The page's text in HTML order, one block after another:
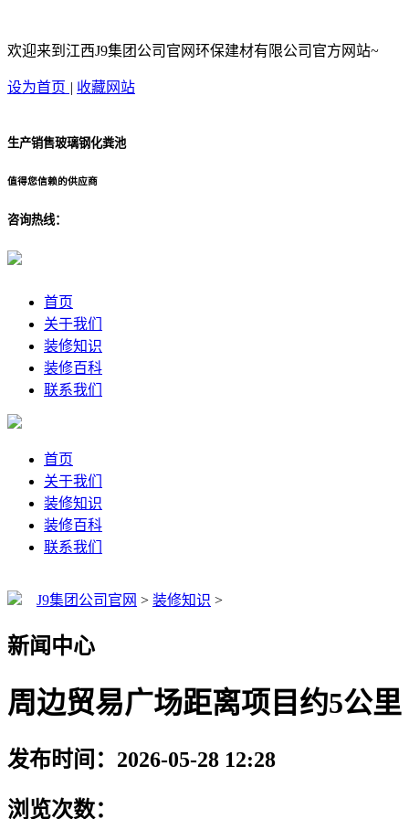
欢迎来到江西J9集团公司官网环保建材有限公司官方网站~
设为首页 | 收藏网站
生产销售玻璃钢化粪池
值得您信赖的供应商
咨询热线：
首页
关于我们
装修知识
装修百科
联系我们
首页
关于我们
装修知识
装修百科
联系我们
J9集团公司官网 > 装修知识 >
新闻中心
周边贸易广场距离项目约5公里
发布时间：2026-05-28 12:28
浏览次数：